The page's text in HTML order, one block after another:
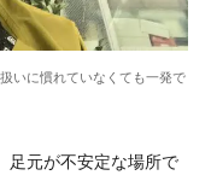
いに慣れていなくても一発で
足元が不安定な場所で